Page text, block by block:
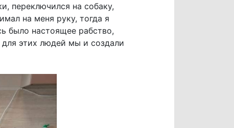
переключился на собаку,
на меня руку, тогда я
было настоящее рабство,
этих людей мы и создали